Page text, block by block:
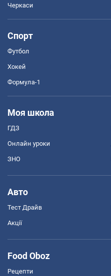
Черкаси
Спорт
Футбол
Хокей
Формула-1
Моя школа
ГДЗ
Онлайн уроки
ЗНО
Авто
Тест Драйв
Акції
Food Oboz
Рецепти